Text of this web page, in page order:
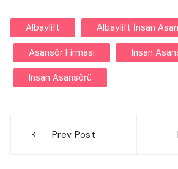
Albaylift Albaylift İnsan
Asansör Firması Insan
Insan Asansörü
gezinmesi
Prev Post